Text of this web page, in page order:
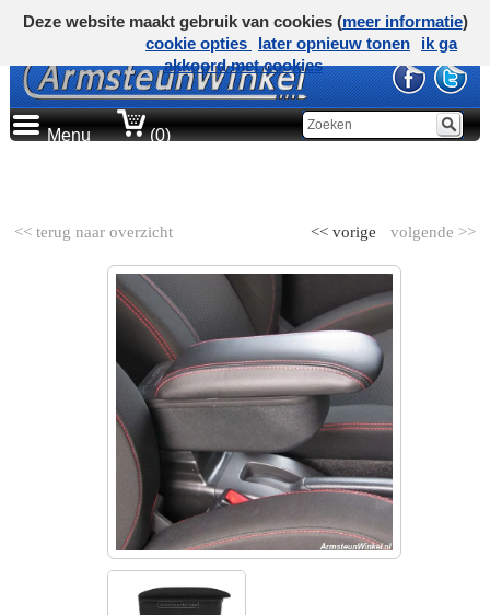
Menu (0)
<< terug naar overzicht volgende >>
<< vorige
Deze website maakt gebruik van cookies (meer informatie)
cookie opties
later opnieuw tonen
ik ga
akkoord met cookies